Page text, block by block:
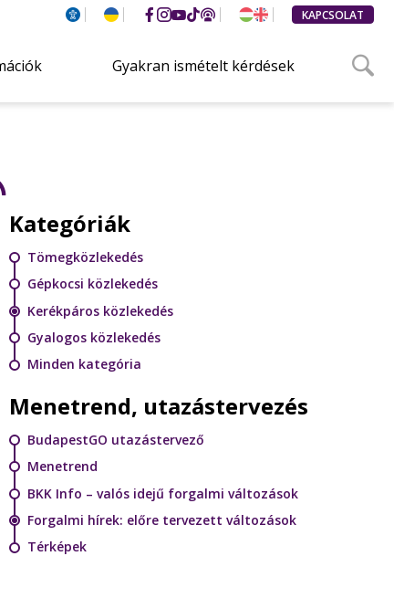
KAPCSOLAT
Gyakran ismételt kérdések
Kategóriák
Tömegközlekedés
Gépkocsi közlekedés
Kerékpáros közlekedés
Gyalogos közlekedés
Minden kategória
Menetrend, utazástervezés
BudapestGO utazástervező
Menetrend
BKK Info – valós idejű forgalmi változások
Forgalmi hírek: előre tervezett változások
Térképek